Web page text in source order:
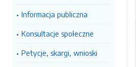
Informacja publiczna
Konsultacje społeczne
Petycje, skargi, wnioski